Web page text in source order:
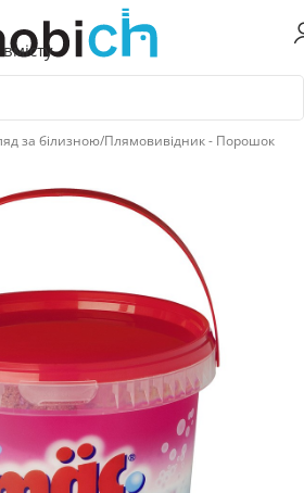
за білизною/Плямовивідник - Порошок